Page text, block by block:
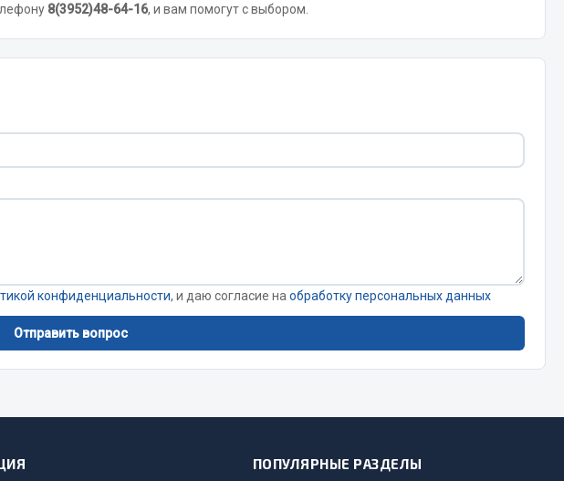
8(3952)48-64-16, и вам помогут с выбором.
конфиденциальности, и даю согласие на обработку персональных данных
Отправить вопрос
ПОПУЛЯРНЫЕ РАЗДЕЛЫ